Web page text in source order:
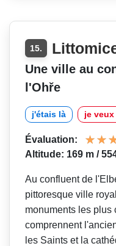
15.
Une ville au
l'Ohře
j'étais là je
Évaluation:
Altitude: 169 m /
Au confluent de
pittoresque ville
monuments les plus
comprennent
les Saints et la